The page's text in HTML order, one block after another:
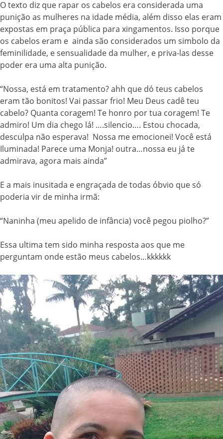
O texto diz que rapar os cabelos era considerada uma
punição as mulheres na idade média, além disso elas eram
expostas em praça pública para xingamentos. Isso porque
os cabelos eram e ainda são considerados um simbolo da
feminilidade, e sensualidade da mulher, e priva-las desse
poder era uma alta punição.
“Nossa, está em tratamento? ahh que dó teus cabelos
eram tão bonitos! Vai passar frio! Meu Deus cadê teu
cabelo? Quanta coragem! Te honro por tua coragem! Te
admiro! Um dia chego lá! ….silencio…. Estou chocada,
desculpa não esperava! Nossa me emocionei! Você está
Iluminada! Parece uma Monja! outra…nossa eu já te
admirava, agora mais ainda”
E a mais inusitada e engraçada de todas óbvio que só
poderia vir de minha irmã:
“Naninha (meu apelido de infância) você pegou piolho?”
Essa ultima tem sido minha resposta aos que me
perguntam onde estão meus cabelos…kkkkkk